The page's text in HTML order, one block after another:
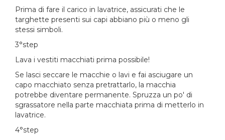
Prima di fare il carico in lavatrice, assicurati che le
targhette presenti sui capi abbiano più o meno gli
stessi simboli.
3°step
Lava i vestiti macchiati prima possibile!
Se lasci seccare le macchie o lavi e fai asciugare un
capo macchiato senza pretrattarlo, la macchia
potrebbe diventare permanente. Spruzza un po' di
sgrassatore nella parte macchiata prima di metterlo in
lavatrice.
4°step